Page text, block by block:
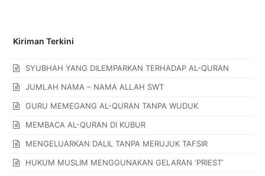
Kiriman Terkini
SYUBHAH YANG DILEMPARKAN TERHADAP AL-QURAN
JUMLAH NAMA – NAMA ALLAH SWT
GURU MEMEGANG AL-QURAN TANPA WUDUK
MEMBACA AL-QURAN DI KUBUR
MENGELUARKAN DALIL TANPA MERUJUK TAFSIR
HUKUM MUSLIM MENGGUNAKAN GELARAN ‘PRIEST’